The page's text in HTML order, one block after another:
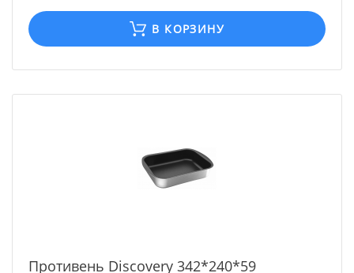
В КОРЗИНУ
Противень Discovery 342*240*59